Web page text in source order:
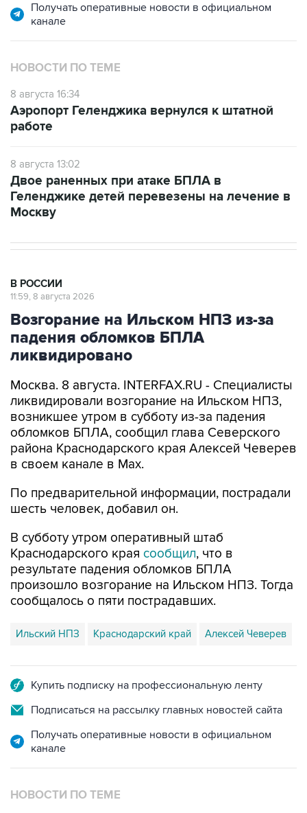
Получать оперативные новости в официальном
канале
НОВОСТИ ПО ТЕМЕ
8 августа 16:34
Аэропорт Геленджика вернулся к штатной
работе
8 августа 13:02
Двое раненных при атаке БПЛА в
Геленджике детей перевезены на лечение в
Москву
В РОССИИ
11:59, 8 августа 2026
Возгорание на Ильском НПЗ из-за
падения обломков БПЛА
ликвидировано
Москва. 8 августа. INTERFAX.RU - Специалисты
ликвидировали возгорание на Ильском НПЗ,
возникшее утром в субботу из-за падения
обломков БПЛА, сообщил глава Северского
района Краснодарского края Алексей Чеверев
в своем канале в Max.
По предварительной информации, пострадали
шесть человек, добавил он.
В субботу утром оперативный штаб
Краснодарского края сообщил, что в
результате падения обломков БПЛА
произошло возгорание на Ильском НПЗ. Тогда
сообщалось о пяти пострадавших.
Ильский НПЗ Краснодарский край Алексей Чеверев
Купить подписку на профессиональную ленту
Подписаться на рассылку главных новостей сайта
Получать оперативные новости в официальном
канале
НОВОСТИ ПО ТЕМЕ